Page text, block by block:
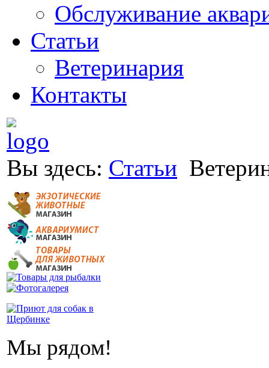
Обслуживание
Статьи
Ветеринария
Контакты
Вы здесь: Статьи
Мы рядом!